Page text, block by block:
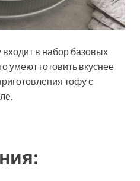
входит в набор базовых
умеют готовить вкуснее
тофу с